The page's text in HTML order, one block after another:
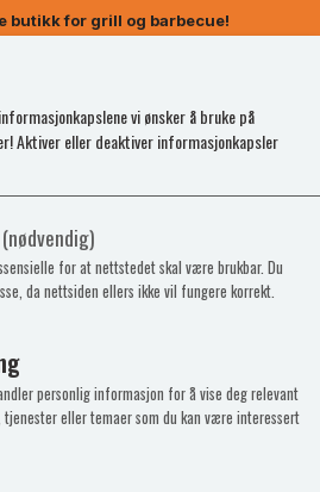
butikk for grill og barbecue!
vi ønsker å bruke på
Aktiver eller deaktiver informasjonkapsler
(nødvendig)
for at nettstedet skal være brukbar. Du
da nettsiden ellers ikke vil fungere korrekt.
personlig informasjon for å vise deg relevant
tjenester eller temaer som du kan være interessert